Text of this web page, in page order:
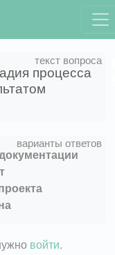
процесса
войти.